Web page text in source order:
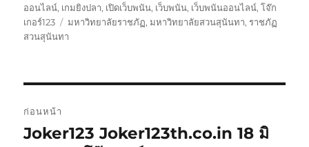
เรื่อง
ออนไลน์, เกมยิงปลา, เปิดเว็บพนัน, เว็บพนัน, เว็บพนันออนไลน์,โจ๊ก
เกอร์123
ป้าย
กำกับ
มหาวิทยาลัยราชภัฏ,มหาวิทยาลัยสวนสุนันทา,ราชภัฏ
สวนสุนันทา
เรื่อง
ก่อนหน้า
เรื่อง
Joker123 Joker123th.co.in 18 มิ